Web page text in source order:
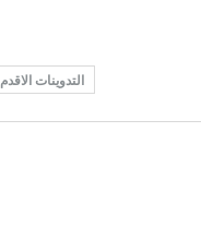
التدوينات الاقدم